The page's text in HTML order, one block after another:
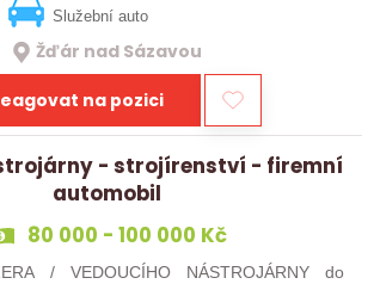
Služební auto
Žďár nad Sázavou
na pozici
- strojírenství - firemní
automobil
80 000 - 100 000 Kč
/ VEDOUCÍHO NÁSTROJÁRNY do